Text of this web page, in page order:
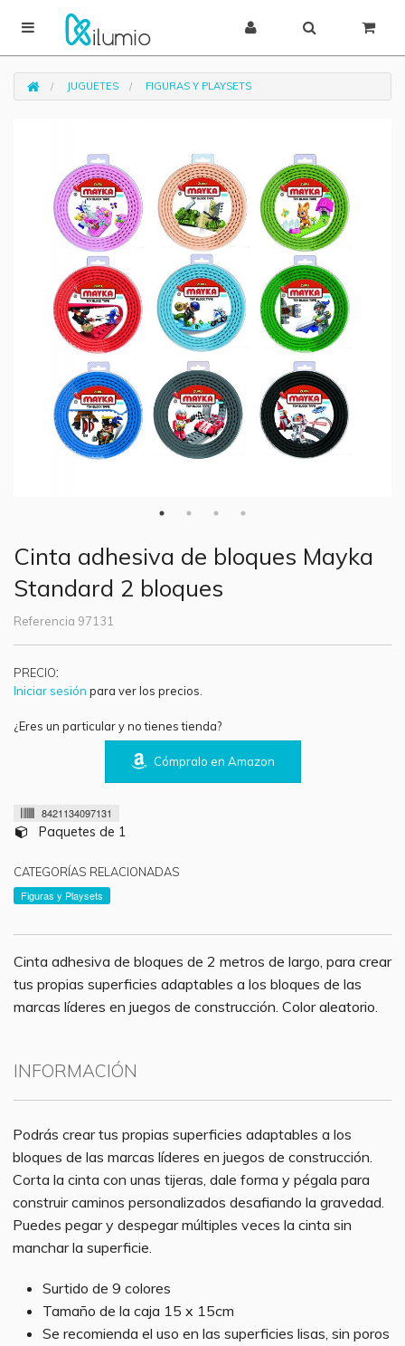
JUGUETES FIGURAS Y PLAYSETS
Cinta adhesiva de bloques Mayka
Standard 2 bloques
Referencia 97131
PRECIO:
Iniciar sesión para ver los precios.
¿Eres un particular y no tienes tienda?
Cómpralo en Amazon
8421134097131
Paquetes de 1
CATEGORÍAS RELACIONADAS
Figuras y Playsets
Cinta adhesiva de bloques de 2 metros de largo, para crear
tus propias superficies adaptables a los bloques de las
marcas líderes en juegos de construcción. Color aleatorio.
INFORMACIÓN
Podrás crear tus propias superficies adaptables a los
bloques de las marcas líderes en juegos de construcción.
Corta la cinta con unas tijeras, dale forma y pégala para
construir caminos personalizados desafiando la gravedad.
Puedes pegar y despegar múltiples veces la cinta sin
manchar la superficie.
Surtido de 9 colores
Tamaño de la caja 15 x 15cm
Se recomienda el uso en las superficies lisas, sin poros